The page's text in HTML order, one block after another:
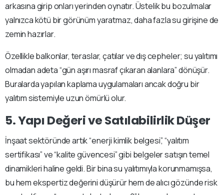
arkasına girip onları yerinden oynatır. Üstelik bu bozulmalar
yalnızca kötü bir görünüm yaratmaz, daha fazla su girişine de
zemin hazırlar.
Özellikle balkonlar, teraslar, çatılar ve dış cepheler; su yalıtımı
olmadan adeta “gün aşırı masraf çıkaran alanlara” dönüşür.
Buralarda yapılan kaplama uygulamaları ancak doğru bir
yalıtım sistemiyle uzun ömürlü olur.
5. Yapı Değeri ve Satılabilirlik Düşer
İnşaat sektöründe artık “enerji kimlik belgesi”, “yalıtım
sertifikası” ve “kalite güvencesi” gibi belgeler satışın temel
dinamikleri haline geldi. Bir bina su yalıtımıyla korunmamışsa,
bu hem ekspertiz değerini düşürür hem de alıcı gözünde risk